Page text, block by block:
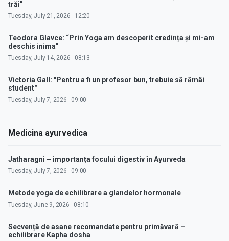
trăi”
Tuesday, July 21, 2026 - 12:20
Teodora Glavce: “Prin Yoga am descoperit credința și mi-am
deschis inima”
Tuesday, July 14, 2026 - 08:13
Victoria Gall: "Pentru a fi un profesor bun, trebuie să rămâi
student"
Tuesday, July 7, 2026 - 09:00
Medicina ayurvedica
Jatharagni – importanța focului digestiv în Ayurveda
Tuesday, July 7, 2026 - 09:00
Metode yoga de echilibrare a glandelor hormonale
Tuesday, June 9, 2026 - 08:10
Secvență de asane recomandate pentru primăvară –
echilibrare Kapha dosha